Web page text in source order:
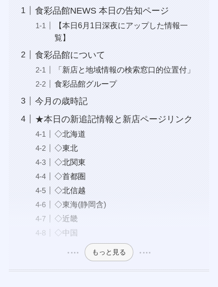
食彩品館NEWS 本日の告知ページ
【本日6月1日深夜にアップした情報一
覧】
食彩品館について
「新店と地域情報の検索窓口的位置付」
食彩品館グループ
今月の歳時記
★本日の新追記情報と新店ページリンク
◇北海道
◇東北
◇北関東
◇首都圏
◇北信越
◇東海(静岡含)
◇近畿
◇中国
もっと見る